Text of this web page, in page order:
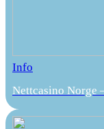
Info
Nettcasino Norge